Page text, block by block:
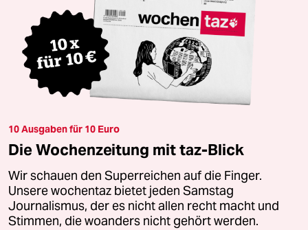
10 Ausgaben für 10 Euro
Die Wochenzeitung mit taz-Blick
Wir schauen den Superreichen auf die Finger.
Unsere wochentaz bietet jeden Samstag
Journalismus, der es nicht allen recht macht und
Stimmen, die woanders nicht gehört werden.